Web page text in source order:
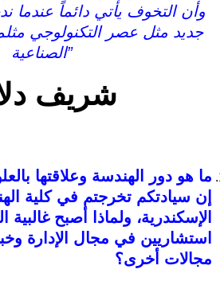
وأن التخوف يأتي دائماً عندما
جديد مثل عصر التكنولوجي
الصناعية”
شريف
ما هو دور الهندسة وعلاقتها
إن سيادتكم تخرجتم في كلية
الإسكندرية، ولماذا أصبح غالبية
استشاريين في مجال الإدارة
مجالات أخرى؟